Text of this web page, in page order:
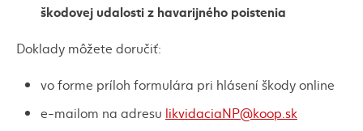
škodovej udalosti z havarijného poistenia
Doklady môžete doručiť:
vo forme príloh formulára pri hlásení škody online
e-mailom na adresu likvidaciaNP@koop.sk